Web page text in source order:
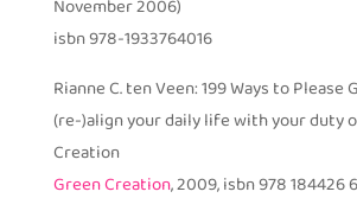
November 2006)
isbn 978-1933764016
Rianne C. ten Veen: 199 Ways to Please
(re-)align your daily life with your duty
Creation
Green Creation, 2009, isbn 978 184426